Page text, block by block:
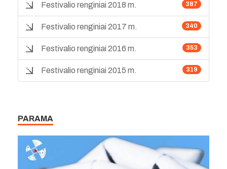
387
Festivalio renginiai 2018 m.
340
Festivalio renginiai 2017 m.
353
Festivalio renginiai 2016 m.
319
Festivalio renginiai 2015 m.
PARAMA